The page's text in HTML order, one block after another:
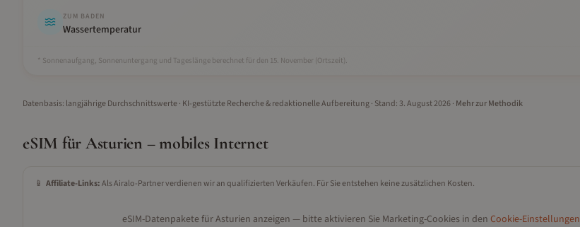
ZUM BADEN
Wassertemperatur
* Sonnenaufgang, Sonnenuntergang und Tageslänge berechnet für den 15. November (Ortszeit).
Datenbasis: langjährige Durchschnittswerte · KI-gestützte Recherche & redaktionelle Aufbereitung· Stand: 3. August 2026· Mehr zur Methodik
eSIM für Asturien – mobiles Internet
📱 Affiliate-Links:Als Airalo-Partner verdienen wir an qualifizierten Verkäufen. Für Sie entstehen keine zusätzlichen Kosten.
eSIM-Datenpakete fürAsturien anzeigen — bitte aktivieren Sie Marketing-Cookies in den Cookie-Einstellungen